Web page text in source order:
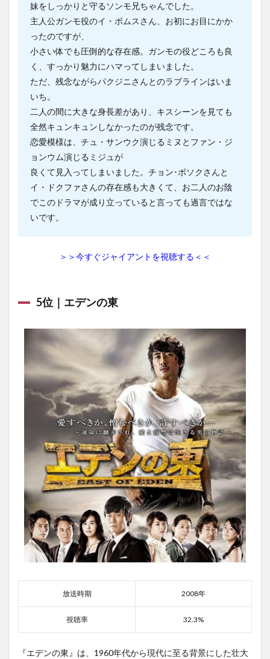
妹をしっかりと守るソンモ兄ちゃんでした。
主人公ガンモ役のイ・ボムスさん、お初にお目にかか
ったのですが、
小さい体でも圧倒的な存在感。ガンモの役どころも良
く、すっかり魅力にハマってしまいました。
ただ、残念ながらパクジニさんとのラブラインはいま
いち。
二人の間に大きな身長差があり、キスシーンを見ても
全然キュンキュンしなかったのが残念です。
恋愛模様は、チュ・サンウク演じるミヌとファン・ジ
ョンウム演じるミジュが
良くて見入ってしまいました。チョン･ボソクさんと
イ・ドクファさんの存在感も大きくて、お二人のお陰
でこのドラマが成り立っていると言っても過言ではな
いです。
＞＞今すぐジャイアントを視聴する＜＜
5位｜エデンの東
放送時期 2008年
視聴率 32.3%
『エデンの東』は、1960年代から現代に至る背景にした壮大